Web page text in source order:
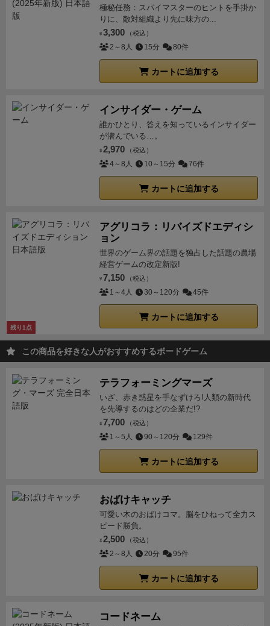
極秘任務：スパイマスターのヒントを手掛か
りに、敵対組織より先に味方の...
¥ 3,300 （税込）
2～8人 15分 80件
カートに追加する
インサイダー・ゲーム
誰かひとり、答えを知っているインサイダー
が潜んでいる…。
¥ 2,970 （税込）
4～8人 10～15分 76件
カートに追加する
残り1点
アグリコラ：リバイズドエディシ
ョン
世界のゲーム界の話題を独占した話題の農場
経営ゲームの改定新版!
¥ 7,150 （税込）
1～4人 30～120分 45件
カートに追加する
この商品を好きな人がおすすめするボードゲーム
テラフォーミングマーズ
いざ、赤き惑星を手なずけろ!人類の新時代
を先導するのはどの企業だ!?
¥ 7,700 （税込）
1～5人 90～120分 129件
カートに追加する
おばけキャッチ
可愛い木のおばけコマ。脳をひねって全力ス
ピード勝負。
¥ 2,500 （税込）
2～8人 20分 95件
カートに追加する
コードネーム